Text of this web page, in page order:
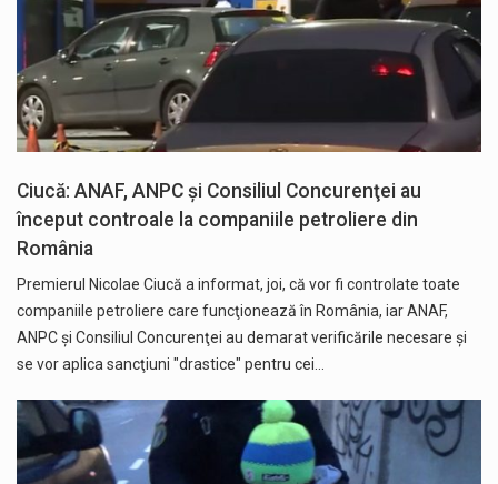
Ciucă: ANAF, ANPC și Consiliul Concurenţei au
început controale la companiile petroliere din
România
Premierul Nicolae Ciucă a informat, joi, că vor fi controlate toate
companiile petroliere care funcţionează în România, iar ANAF,
ANPC şi Consiliul Concurenţei au demarat verificările necesare şi
se vor aplica sancţiuni "drastice" pentru cei…